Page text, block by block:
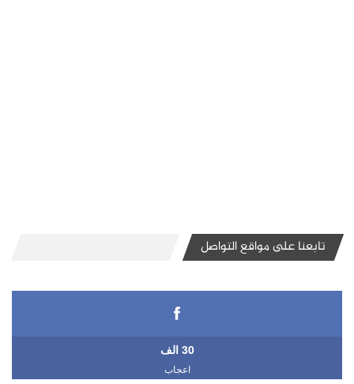
تابعنا على مواقع التواصل
30 الف
اعجاب